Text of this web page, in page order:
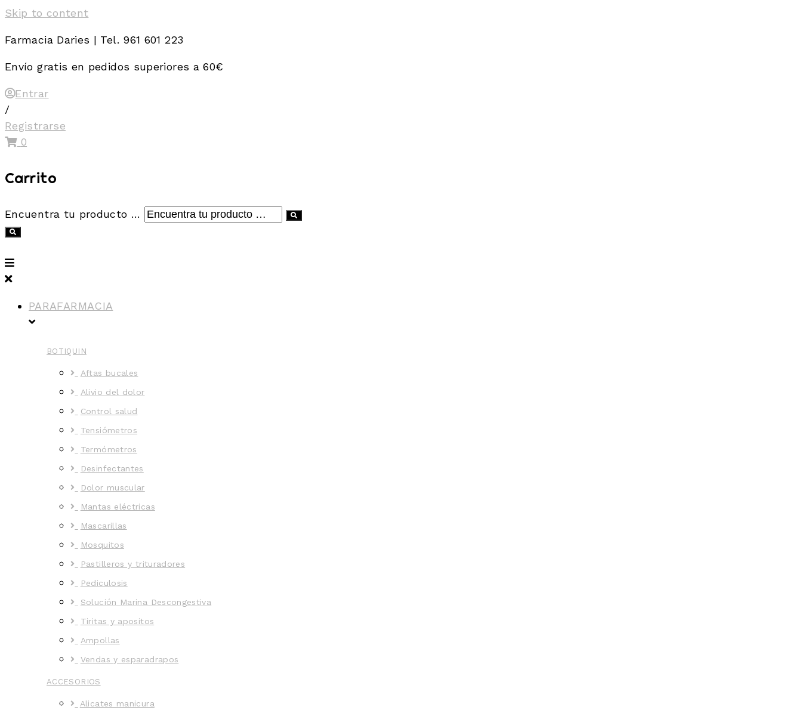
Skip to content
Farmacia Daries | Tel. 961 601 223
Envío gratis en pedidos superiores a 60€
Entrar
/
Registrarse
0
Carrito
Encuentra tu producto …
PARAFARMACIA
BOTIQUIN
Aftas bucales
Alivio del dolor
Control salud
Tensiómetros
Termómetros
Desinfectantes
Dolor muscular
Mantas eléctricas
Mascarillas
Mosquitos
Pastilleros y trituradores
Pediculosis
Solución Marina Descongestiva
Tiritas y apositos
Ampollas
Vendas y esparadrapos
ACCESORIOS
Alicates manicura